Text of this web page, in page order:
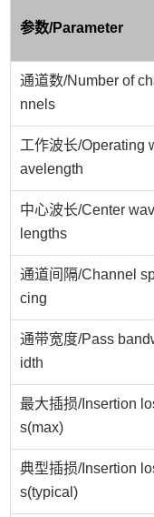
参数/Parameter
通道数/Number of
nnels
工作波长/Operating
avelength
中心波长/Center
lengths
通道间隔/Channel
cing
通带宽度/Pass
idth
最大插损/Insertion
s(max)
典型插损/Insertion
s(typical)